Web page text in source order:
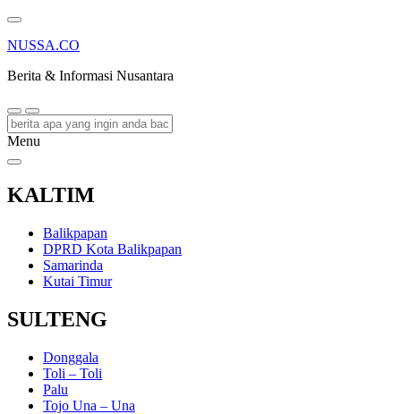
NUSSA.CO
Berita & Informasi Nusantara
Menu
KALTIM
Balikpapan
DPRD Kota Balikpapan
Samarinda
Kutai Timur
SULTENG
Donggala
Toli – Toli
Palu
Tojo Una – Una